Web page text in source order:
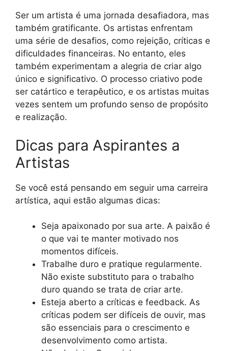
Ser um artista é uma jornada desafiadora, mas
também gratificante. Os artistas enfrentam
uma série de desafios, como rejeição, críticas e
dificuldades financeiras. No entanto, eles
também experimentam a alegria de criar algo
único e significativo. O processo criativo pode
ser catártico e terapêutico, e os artistas muitas
vezes sentem um profundo senso de propósito
e realização.
Dicas para Aspirantes a
Artistas
Se você está pensando em seguir uma carreira
artística, aqui estão algumas dicas:
Seja apaixonado por sua arte. A paixão é
o que vai te manter motivado nos
momentos difíceis.
Trabalhe duro e pratique regularmente.
Não existe substituto para o trabalho
duro quando se trata de criar arte.
Esteja aberto a críticas e feedback. As
críticas podem ser difíceis de ouvir, mas
são essenciais para o crescimento e
desenvolvimento como artista.